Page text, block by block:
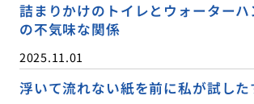
詰まりかけのトイレとウォーター
の不気味な関係
2025.11.01
浮いて流れない紙を前に私が試し